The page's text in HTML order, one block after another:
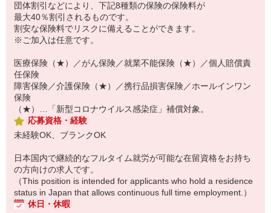
団体割引などにより、下記8種類の保険の保険料が
最大40％割引されるものです。
割安な保険料でリスクに備えることができます。
※ご加入は任意です。
医療保険（★）／がん保険／就業不能保険（★）／個人賠償責
任保険
障害保険／介護保険（★）／携行品損害保険／ホールインワン
保険
（★）…「新型コロナウイルス感染症」補償対象。
応募資格・経験
未経験OK、ブランクOK
日本国内で継続的なフルタイム就労が可能な在留資格をお持ち
の方向けの求人です。
（This position is intended for applicants who hold a residence
status in Japan that allows continuous full time employment.）
休日・休暇